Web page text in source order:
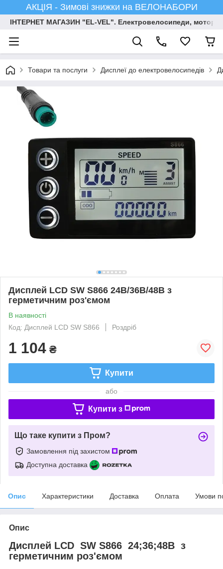
АКЦІЯ - Зимові знижки на ВЕЛОНАБОРИ
ІНТЕРНЕТ МАГАЗИН "EL-VEL". Електровелосипеди, мотор-
Товари та послуги Дисплеї до електровелосипедів
Дисплей LCD SW S866 24В/36В/48В з
герметичним роз'ємом
В наявності
Код: Дисплей LCD SW S866
Роздріб
1 104 ₴
Купити
або
Купити з
Що таке купити з Пром?
Замовлення під захистом
Доступна доставка
Опис Характеристики Доставка Оплата Умови
Опис
Дисплей LCD SW S866 24;36;48В з
герметичним роз'ємом